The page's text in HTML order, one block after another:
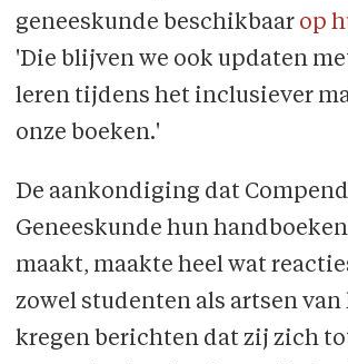
geneeskunde beschikbaar op
'Die blijven we ook updaten
leren tijdens het inclusiever
onze boeken.'
De aankondiging dat
Geneeskunde hun
maakt, maakte heel wat
zowel studenten als artsen van
kregen berichten dat zij zich